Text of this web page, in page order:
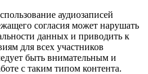
аудиозаписей
согласия может нарушать
данных и приводить к
для всех участников
быть внимательным и
с таким типом контента.